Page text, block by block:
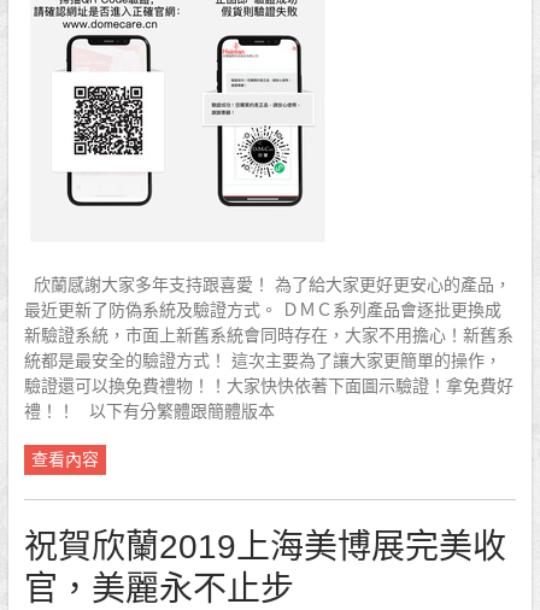
欣蘭感謝大家多年支持跟喜愛！ 為了給大家更好更安心的產品，
最近更新了防偽系統及驗證方式。 ＤＭＣ系列產品會逐批更換成
新驗證系統，市面上新舊系統會同時存在，大家不用擔心！新舊系
統都是最安全的驗證方式！ 這次主要為了讓大家更簡單的操作，
驗證還可以換免費禮物！！大家快快依著下面圖示驗證！拿免費好
禮！！ 以下有分繁體跟簡體版本
查看內容
祝賀欣蘭2019上海美博展完美收
官，美麗永不止步